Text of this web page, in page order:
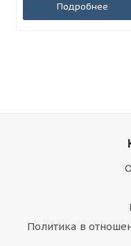
Подробнее
Политика в